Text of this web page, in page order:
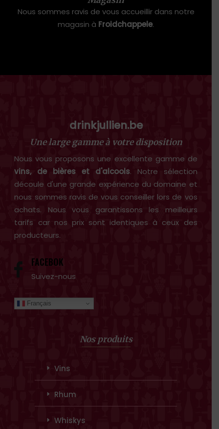
Nous sommes ravis de vous accueillir dans notre
magasin à Froidchappele.
drinkjullien.be
Une large gamme à votre disposition
Nous vous proposons une excellente gamme de
vins, de bières et d'alcools. Notre sélection
découle d'une grande expérience du domaine et
nous sommes ravis de vous conseiller lors de vos
achats. Nous vous garantissons les meilleurs
tarifs car nos prix sont identiques à ceux des
producteurs.
FACEBOK
Suivez-nous
Français
Nos produits
Vins
Rhum
Whiskys